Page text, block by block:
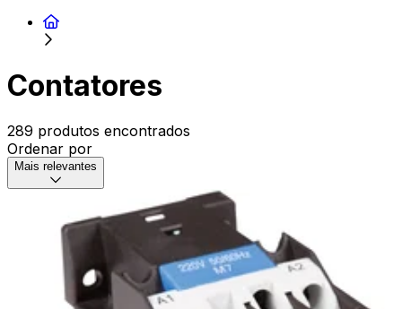
Contatores
289 produtos encontrados
Ordenar por
Mais relevantes